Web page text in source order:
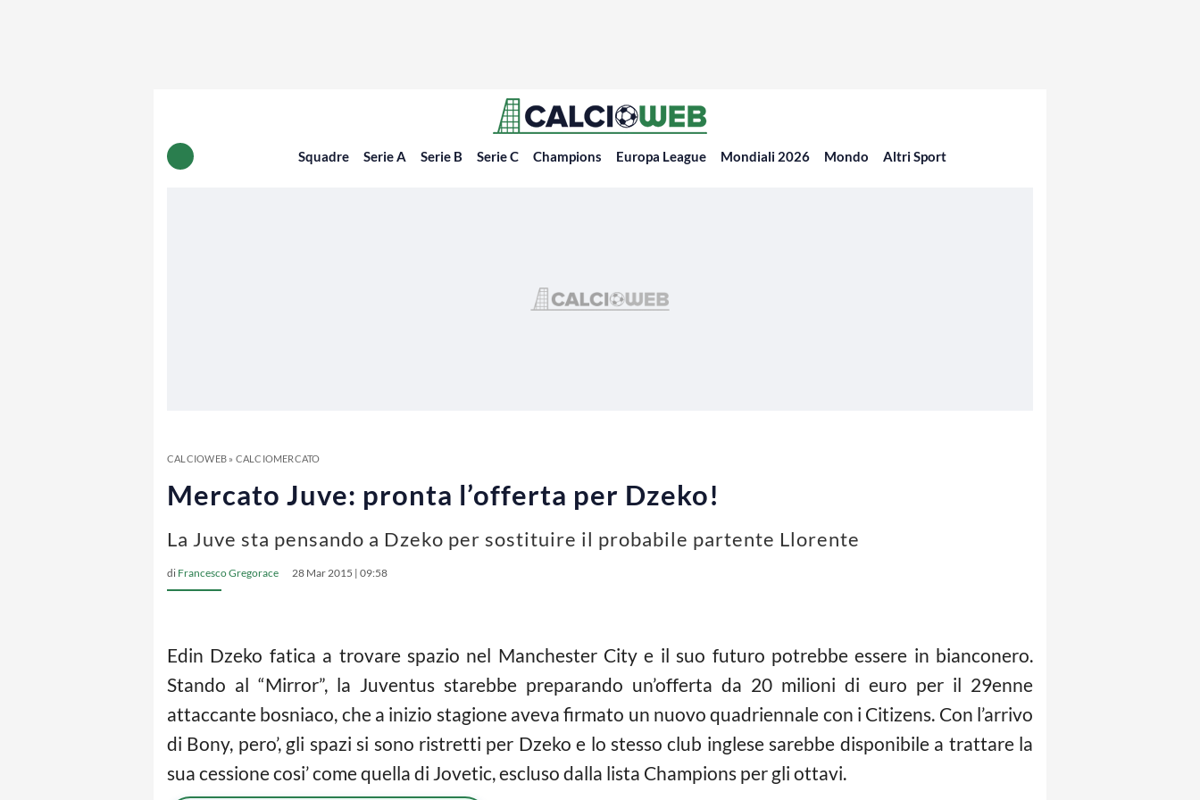
Squadre Serie A Serie B Serie C Champions Europa League Mondiali 2026 Mondo Altri Sport
CALCIOWEB» CALCIOMERCATO
Mercato Juve: pronta l’offerta per Dzeko!
La Juve sta pensando a Dzeko per sostituire il probabile partente Llorente
di Francesco Gregorace 28 Mar 2015 | 09:58
Edin Dzeko fatica a trovare spazio nel Manchester City e il suo futuro potrebbe essere in bianconero.
Stando al “Mirror”, la Juventus starebbe preparando un’offerta da 20 milioni di euro per il 29enne
attaccante bosniaco, che a inizio stagione aveva firmato un nuovo quadriennale con i Citizens. Con l’arrivo
di Bony, pero’, gli spazi si sono ristretti per Dzeko e lo stesso club inglese sarebbe disponibile a trattare la
sua cessione cosi’ come quella di Jovetic, escluso dalla lista Champions per gli ottavi.